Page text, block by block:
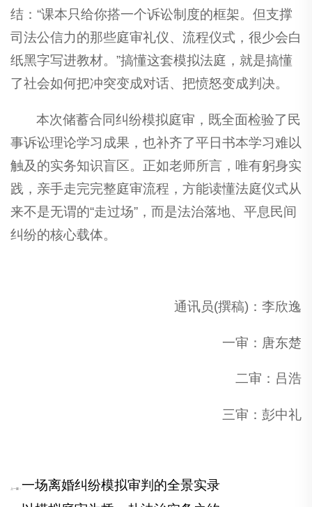
结：“课本只给你搭一个诉讼制度的框架。但支撑
司法公信力的那些庭审礼仪、流程仪式，很少会白
纸黑字写进教材。”搞懂这套模拟法庭，就是搞懂
了社会如何把冲突变成对话、把愤怒变成判决。
本次储蓄合同纠纷模拟庭审，既全面检验了民
事诉讼理论学习成果，也补齐了平日书本学习难以
触及的实务知识盲区。正如老师所言，唯有躬身实
践，亲手走完完整庭审流程，方能读懂法庭仪式从
来不是无谓的“走过场”，而是法治落地、平息民间
纠纷的核心载体。
通讯员(撰稿)：李欣逸
一审：唐东楚
二审：吕浩
三审：彭中礼
上一篇： 一场离婚纠纷模拟审判的全景实录